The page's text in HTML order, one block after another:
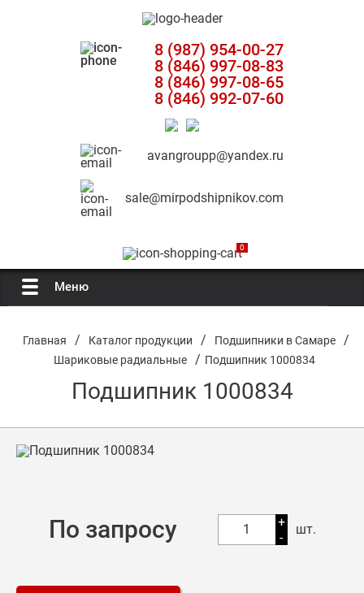
8 (987) 954-00-27
8 (846) 997-08-83
8 (846) 997-08-65
8 (846) 992-07-60
avangroupp@yandex.ru
sale@mirpodshipnikov.com
0
Меню
О компании
Оптовикам
Сальники
Главная / Каталог продукции / Подшипники в Самаре /
Шариковые радиальные / Подшипник 1000834
Подшипник 1000834
По запросу 1
+
-
шт.